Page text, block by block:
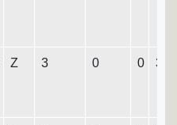
Z 3 0 0 3